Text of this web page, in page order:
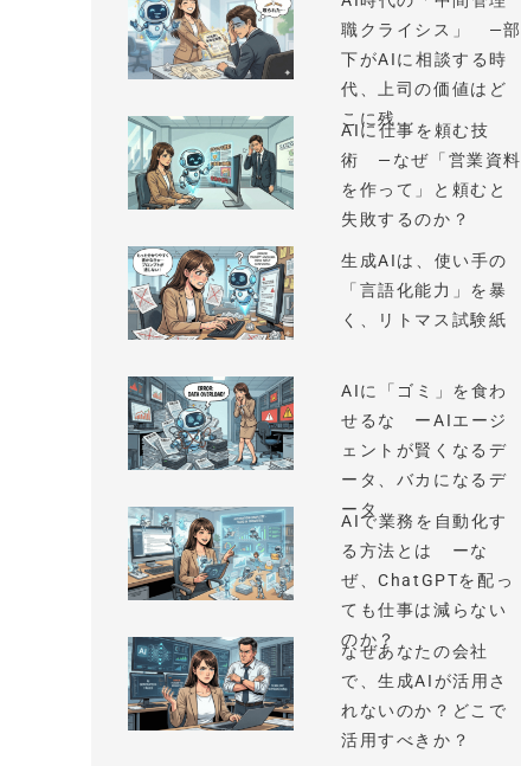
職クライシス」 —部
下がAIに相談する時
代、上司の価値はど
こに残...
AIに仕事を頼む技
術 —なぜ「営業資料
を作って」と頼むと
失敗するのか？
生成AIは、使い手の
「言語化能力」を暴
く、リトマス試験紙
AIに「ゴミ」を食わ
せるな ーAIエージ
ェントが賢くなるデ
ータ、バカになるデ
ータ
AIで業務を自動化す
る方法とは ーな
ぜ、ChatGPTを配っ
ても仕事は減らない
のか？
なぜあなたの会社
で、生成AIが活用さ
れないのか？どこで
活用すべきか？